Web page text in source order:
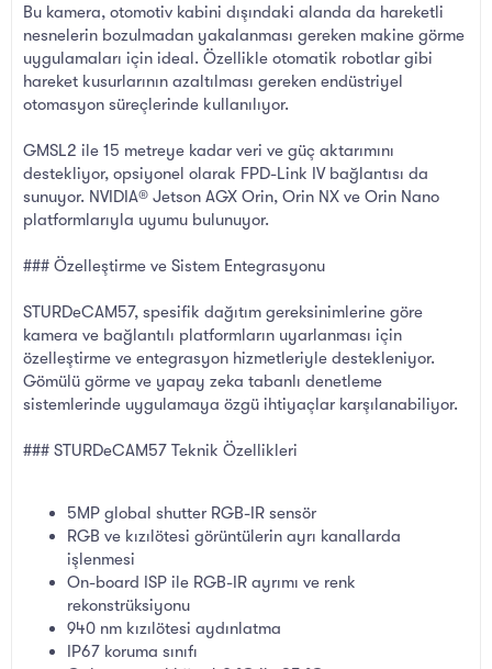
Bu kamera, otomotiv kabini dışındaki alanda da hareketli
nesnelerin bozulmadan yakalanması gereken makine görme
uygulamaları için ideal. Özellikle otomatik robotlar gibi
hareket kusurlarının azaltılması gereken endüstriyel
otomasyon süreçlerinde kullanılıyor.
GMSL2 ile 15 metreye kadar veri ve güç aktarımını
destekliyor, opsiyonel olarak FPD-Link IV bağlantısı da
sunuyor. NVIDIA® Jetson AGX Orin, Orin NX ve Orin Nano
platformlarıyla uyumu bulunuyor.
### Özelleştirme ve Sistem Entegrasyonu
STURDeCAM57, spesifik dağıtım gereksinimlerine göre
kamera ve bağlantılı platformların uyarlanması için
özelleştirme ve entegrasyon hizmetleriyle destekleniyor.
Gömülü görme ve yapay zeka tabanlı denetleme
sistemlerinde uygulamaya özgü ihtiyaçlar karşılanabiliyor.
### STURDeCAM57 Teknik Özellikleri
5MP global shutter RGB-IR sensör
RGB ve kızılötesi görüntülerin ayrı kanallarda
işlenmesi
On-board ISP ile RGB-IR ayrımı ve renk
rekonstrüksiyonu
940 nm kızılötesi aydınlatma
IP67 koruma sınıfı